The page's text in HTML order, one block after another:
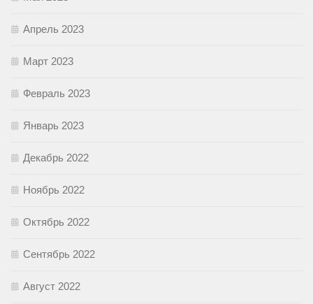
Апрель 2023
Март 2023
Февраль 2023
Январь 2023
Декабрь 2022
Ноябрь 2022
Октябрь 2022
Сентябрь 2022
Август 2022